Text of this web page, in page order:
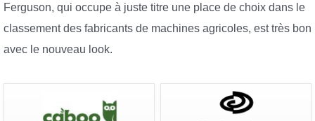
Ferguson, qui occupe à juste titre une place de choix dans le
classement des fabricants de machines agricoles, est très bon
avec le nouveau look.